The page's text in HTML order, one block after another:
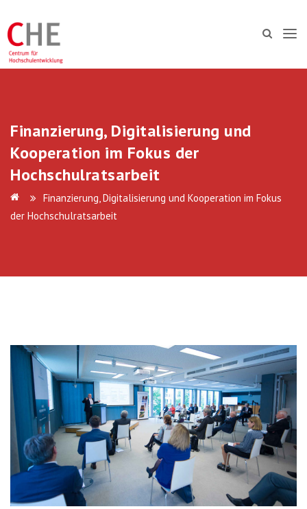
Finanzierung, Digitalisierung und
Kooperation im Fokus der
Hochschulratsarbeit
Finanzierung, Digitalisierung und Kooperation im Fokus
der Hochschulratsarbeit